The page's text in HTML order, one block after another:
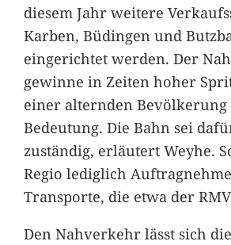
diesem Jahr weitere
Karben, Büdingen und
eingerichtet werden. Der
gewinne in Zeiten hoher
einer alternden Bevölkerung
Bedeutung. Die Bahn sei
zuständig, erläutert Weyhe.
Regio lediglich
Transporte, die etwa der
Den Nahverkehr lässt sich